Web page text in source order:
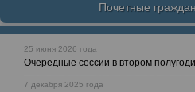
Почетные
25 июня 2026 года
Очередные сессии в втором
7 декабря 2025 года